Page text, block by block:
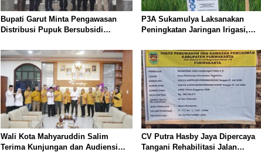
Bupati Garut Minta Pengawasan
Distribusi Pupuk Bersubsidi
Dioptimalkan
P3A Sukamulya Laksanakan
Peningkatan Jaringan Irigasi,
Tegalwaru
Wali Kota Mahyaruddin Salim
Terima Kunjungan dan Audiensi
CV Putra Hasby Jaya Dipercaya
Tangani Rehabilitasi Jalan